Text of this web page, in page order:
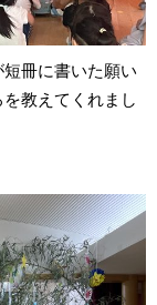
冊に書いた願い
教えてくれまし